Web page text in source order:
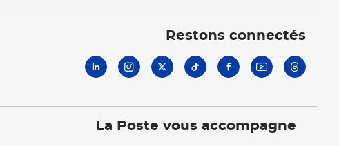
Restons connectés
La Poste vous accompagne